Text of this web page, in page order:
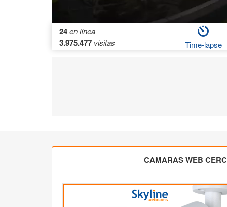
24en línea
3.975.477 visitas Time-lapse
CAMARAS WEB